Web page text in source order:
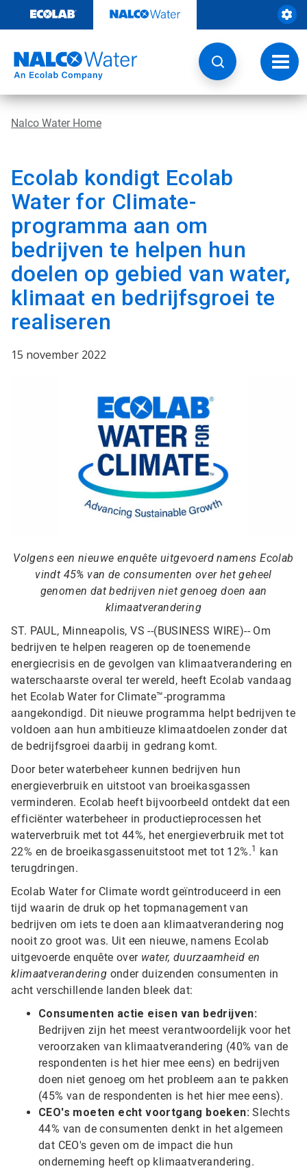
content
Nalco Water Home
Ecolab kondigt Ecolab
Water for Climate-
programma aan om
bedrijven te helpen hun
doelen op gebied van water,
klimaat en bedrijfsgroei te
realiseren
15 november 2022
Volgens een nieuwe enquête uitgevoerd namens Ecolab
vindt 45% van de consumenten over het geheel
genomen dat bedrijven niet genoeg doen aan
klimaatverandering
ST. PAUL, Minneapolis, VS --(BUSINESS WIRE)-- Om
bedrijven te helpen reageren op de toenemende
energiecrisis en de gevolgen van klimaatverandering en
waterschaarste overal ter wereld, heeft Ecolab vandaag
het Ecolab Water for Climate™-programma
aangekondigd. Dit nieuwe programma helpt bedrijven te
voldoen aan hun ambitieuze klimaatdoelen zonder dat
de bedrijfsgroei daarbij in gedrang komt.
Door beter waterbeheer kunnen bedrijven hun
energieverbruik en uitstoot van broeikasgassen
verminderen. Ecolab heeft bijvoorbeeld ontdekt dat een
efficiënter waterbeheer in productieprocessen het
waterverbruik met tot 44%, het energieverbruik met tot
22% en de broeikasgassenuitstoot met tot 12%.1
kan
terugdringen.
Ecolab Water for Climate wordt geïntroduceerd in een
tijd waarin de druk op het topmanagement van
bedrijven om iets te doen aan klimaatverandering nog
nooit zo groot was. Uit een nieuwe, namens Ecolab
uitgevoerde enquête over water, duurzaamheid en
klimaatverandering onder duizenden consumenten in
acht verschillende landen bleek dat:
Consumenten actie eisen van bedrijven:
Bedrijven zijn het meest verantwoordelijk voor het
veroorzaken van klimaatverandering (40% van de
respondenten is het hier mee eens) en bedrijven
doen niet genoeg om het probleem aan te pakken
(45% van de respondenten is het hier mee eens).
CEO's moeten echt voortgang boeken: Slechts
44% van de consumenten denkt in het algemeen
dat CEO's geven om de impact die hun
onderneming heeft op klimaatverandering.